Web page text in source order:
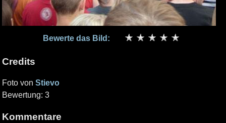
Bewerte das Bild:
Credits
Foto von Stievo
Bewertung: 3
Kommentare